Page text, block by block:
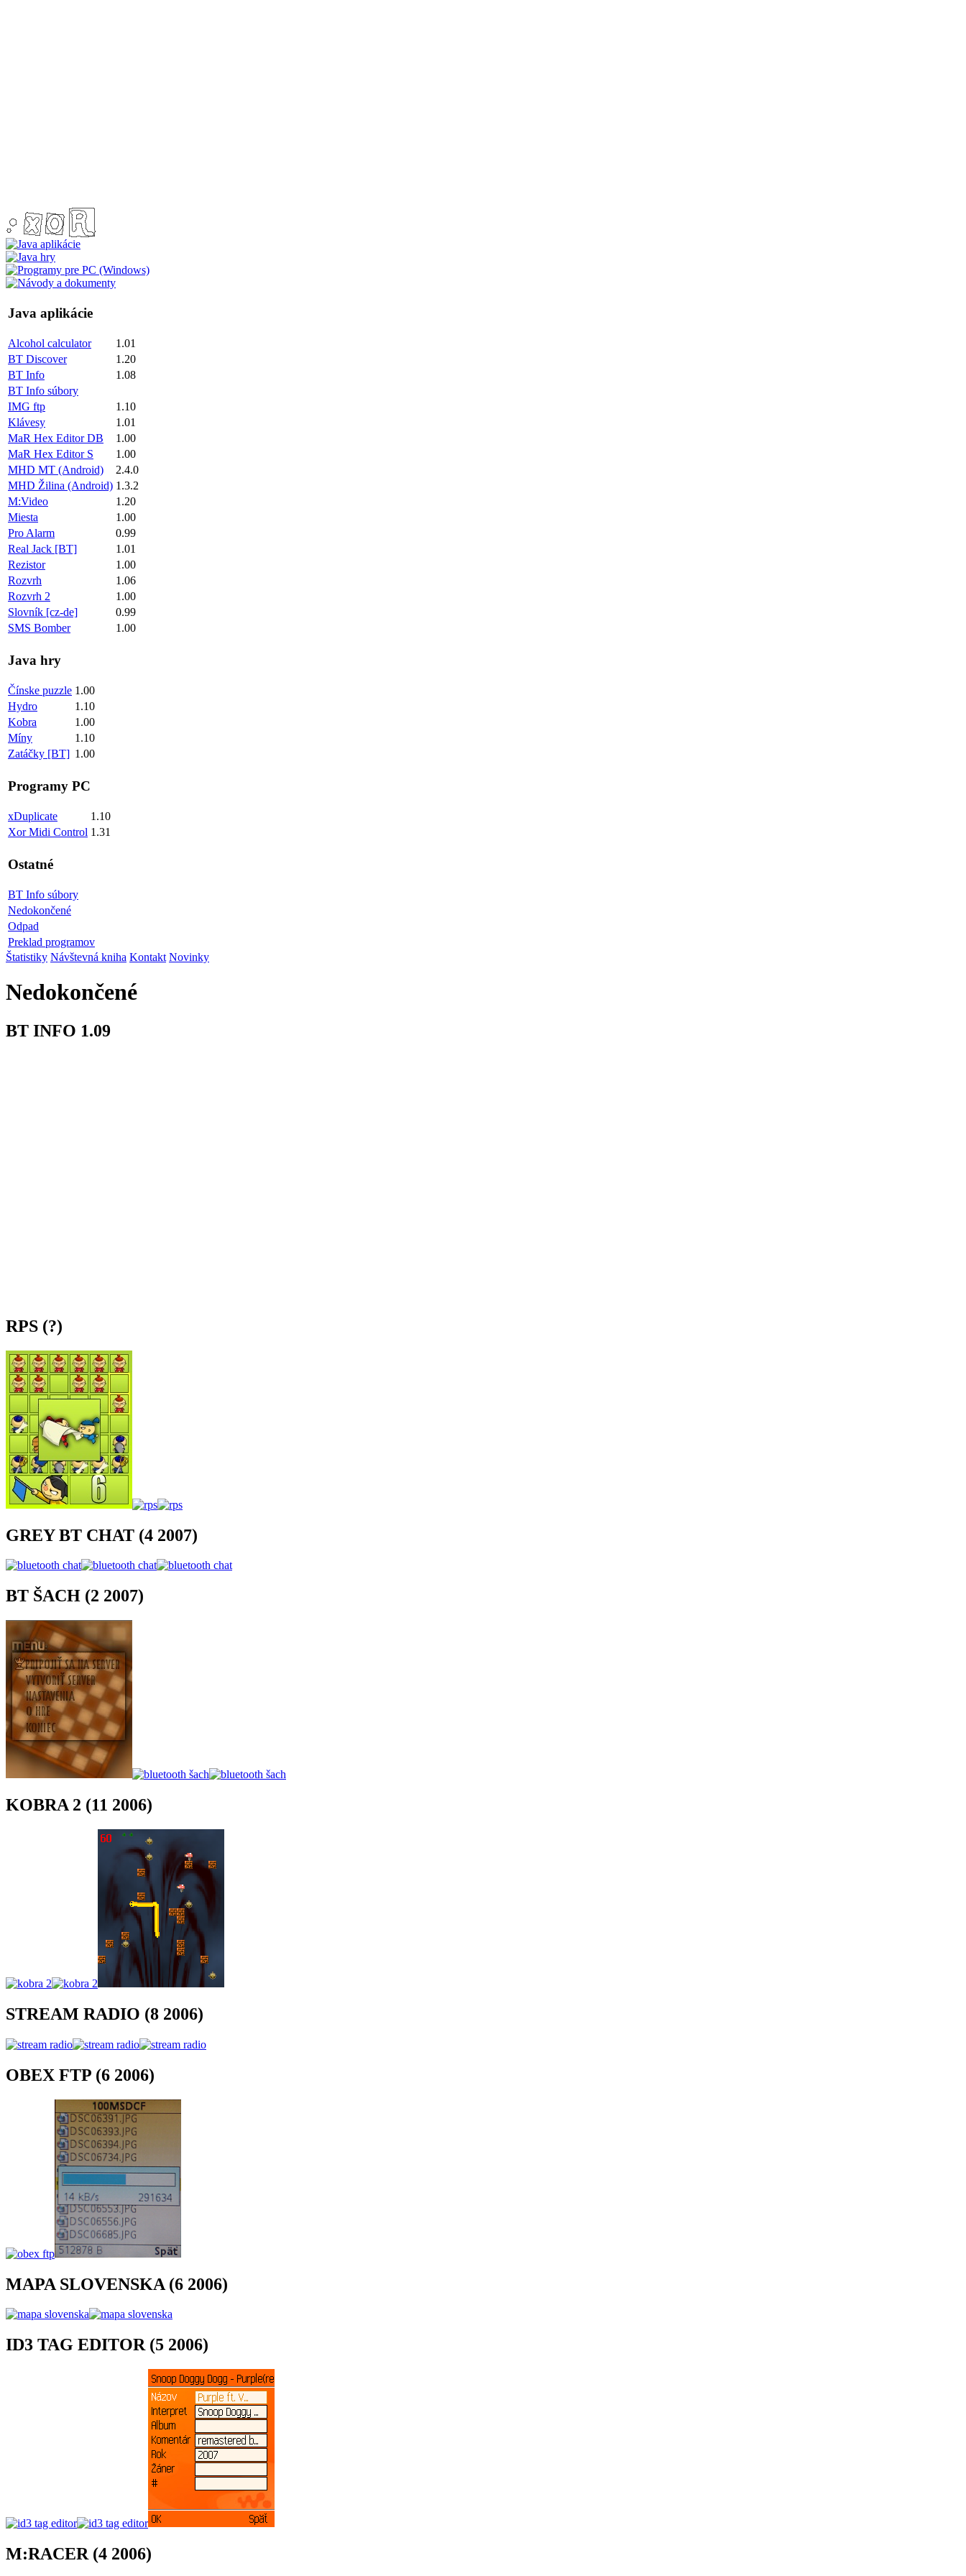
Java aplikácie
Alcohol calculator
1.01
BT Discover
1.20
BT Info
1.08
BT Info súbory
IMG ftp
1.10
Klávesy
1.01
MaR Hex Editor DB
1.00
MaR Hex Editor S
1.00
MHD MT (Android)
2.4.0
MHD Žilina (Android) 1.3.2
M:Video
1.20
Miesta
1.00
Pro Alarm
0.99
Real Jack [BT]
1.01
Rezistor
1.00
Rozvrh
1.06
Rozvrh 2
1.00
Slovník [cz-de]
0.99
SMS Bomber
1.00
Java hry
Čínske puzzle 1.00
Hydro
1.10
Kobra
1.00
Míny
1.10
Zatáčky [BT] 1.00
Programy PC
xDuplicate
1.10
Xor Midi Control 1.31
Ostatné
BT Info súbory
Nedokončené
Odpad
Preklad programov
Štatistiky Návštevná kniha Kontakt Novinky
Nedokončené
BT INFO 1.09
RPS (?)
GREY BT CHAT (4 2007)
BT ŠACH (2 2007)
KOBRA 2 (11 2006)
STREAM RADIO (8 2006)
OBEX FTP (6 2006)
MAPA SLOVENSKA (6 2006)
ID3 TAG EDITOR (5 2006)
M:RACER (4 2006)